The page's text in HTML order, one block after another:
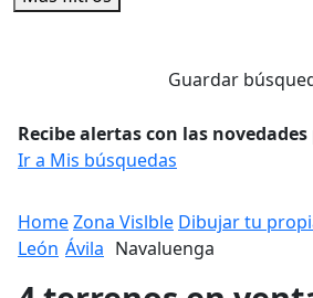
Guardar
Recibe alertas con las
Ir a Mis búsquedas
HomeZona Vislble Dibujar tu
León Ávila Navaluenga